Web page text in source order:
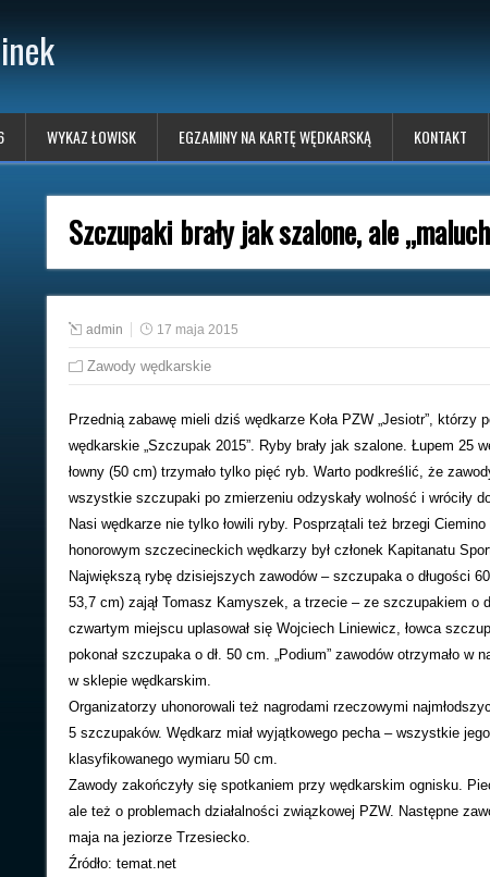
WYKAZ ŁOWISK EGZAMINY NA KARTĘ WĘDKARSKĄ KONTAKT
Szczupaki brały jak szalone, ale
admin 17 maja 2015
Zawody wędkarskie
Przednią zabawę mieli dziś wędkarze Koła PZW „Jesiotr”,
wędkarskie „Szczupak 2015”. Ryby brały jak szalone. Łupem 25
łowny (50 cm) trzymało tylko pięć ryb. Warto podkreślić, że
wszystkie szczupaki po zmierzeniu odzyskały wolność i wróciły
Nasi wędkarze nie tylko łowili ryby. Posprzątali też brzegi
honorowym szczecineckich wędkarzy był członek Kapitanatu
Największą rybę dzisiejszych zawodów – szczupaka o długości
53,7 cm) zajął Tomasz Kamyszek, a trzecie – ze szczupakiem o
czwartym miejscu uplasował się Wojciech Liniewicz, łowca
pokonał szczupaka o dł. 50 cm. „Podium” zawodów otrzymało w
w sklepie wędkarskim.
Organizatorzy uhonorowali też nagrodami rzeczowymi
5 szczupaków. Wędkarz miał wyjątkowego pecha – wszystkie
klasyfikowanego wymiaru 50 cm.
Zawody zakończyły się spotkaniem przy wędkarskim ognisku.
ale też o problemach działalności związkowej PZW. Następne
maja na jeziorze Trzesiecko.
Źródło: temat.net